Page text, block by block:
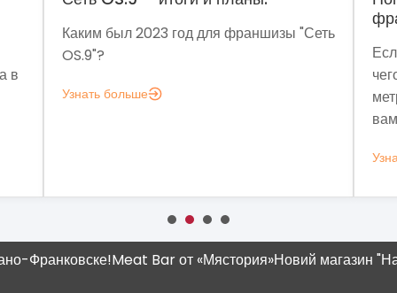
Каким был 2023 год для франшизы "Сеть
OS.9"?
Узнать больше
Если
чего
вам
Узнать
Meat Bar от «Мястория»Новий магазин "Наш